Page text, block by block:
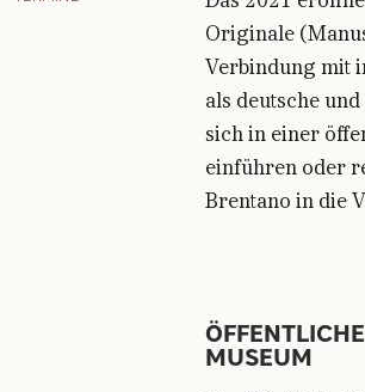
Originale
Verbindung mit
als deutsche
sich in einer
einführen oder
Brentano in die
MUSEUM